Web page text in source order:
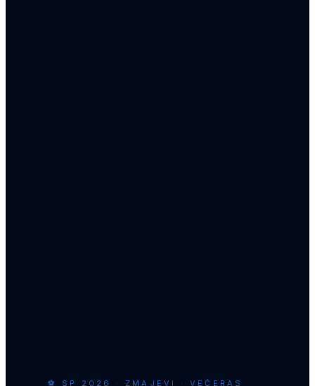
⚽ SP 2026 · ZMAJEVI · VEČERAS